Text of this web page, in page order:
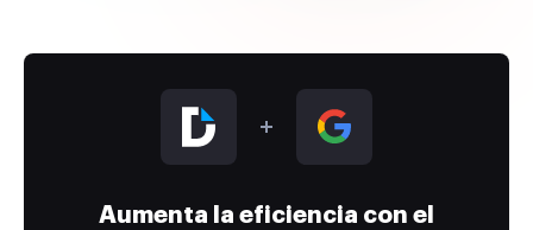
Aumenta la eficiencia con el